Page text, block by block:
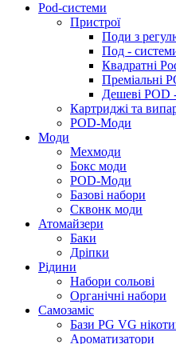
Pod-системи
Пристрої
Поди з
Под -
Квадратні
Преміальні
Дешеві POD
Картриджі та
POD-Моди
Моди
Мехмоди
Бокс моди
POD-Моди
Базові набори
Сквонк моди
Атомайзери
Баки
Дріпки
Рідини
Набори сольові
Органічні набори
Самозаміс
Бази PG VG
Ароматизатори